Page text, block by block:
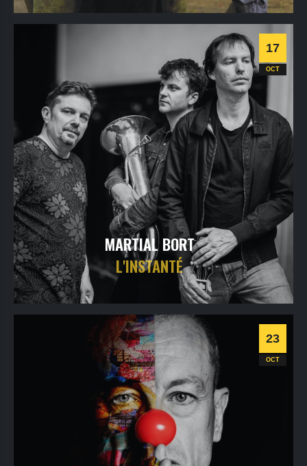
- 20h30 - Le Triton
Billetterie
17
OCT
MARTIAL BORT
L'INSTANTÉ
samedi - Le Triton
Informations Billetterie
Jazz
23
OCT